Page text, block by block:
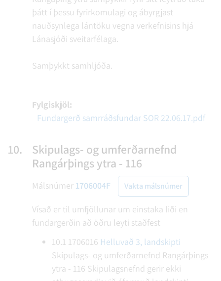
þátt í þessu fyrirkomulagi og ábyrgjast
nauðsynlega lántöku vegna verkefnisins hjá
Lánasjóði sveitarfélaga.
Samþykkt samhljóða.
Fylgiskjöl:
Fundargerð samrráðsfundar SOR 22.06.17.pdf
10.
Skipulags- og umferðarnefnd
Rangárþings ytra - 116
Málsnúmer 1706004F Vakta málsnúmer
Vísað er til umfjöllunar um einstaka liði en
fundargerðin að öðru leyti staðfest
10.1 1706016 Helluvað 3, landskipti
Skipulags- og umferðarnefnd Rangárþings
ytra - 116 Skipulagsnefnd gerir ekki